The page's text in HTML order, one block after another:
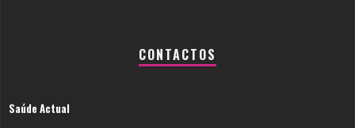
CONTACTOS
Saúde Actual